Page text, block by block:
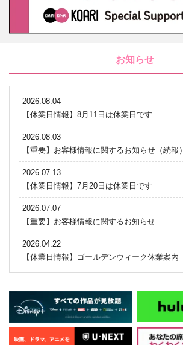
お知らせ
2026.08.04
【休業日情報】8月11日は休業日です
2026.08.03
【重要】お客様情報に関するお知らせ（続報）
2026.07.13
【休業日情報】7月20日は休業日です
2026.07.07
【重要】お客様情報に関するお知らせ
2026.04.22
【休業日情報】ゴールデンウィーク休業案内